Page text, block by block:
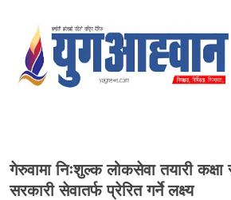
गेरुवामा निःशुल्क लोकसेवा तयारी कक्षा
सरकारी सेवातर्फ प्रेरित गर्ने लक्ष्य